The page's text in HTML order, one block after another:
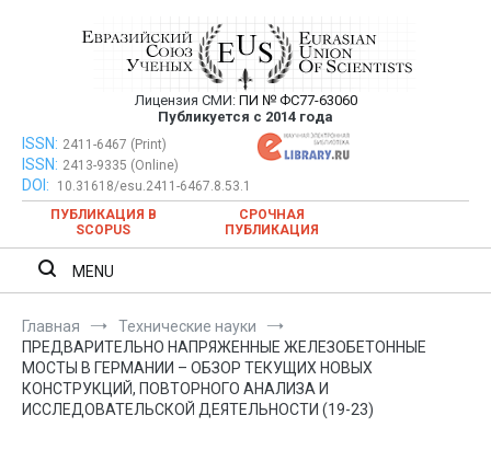
Евразийский Союз Ученых —
публикация научных статей в
ежемесячном научном журнале
Лицензия СМИ: ПИ № ФС77-63060
Публикуется с 2014 года
Евразийский Союз Ученых — публикация научных статей в
ежемесячном научном журнале
ISSN: 2411-6467 (Print)
ISSN: 2413-9335 (Online)
DOI:
10.31618/esu.2411-6467.8.53.1
ПУБЛИКАЦИЯ В
SCOPUS
СРОЧНАЯ
ПУБЛИКАЦИЯ
MENU
Главная
Технические науки
ПРЕДВАРИТЕЛЬНО НАПРЯЖЕННЫЕ ЖЕЛЕЗОБЕТОННЫЕ
МОСТЫ В ГЕРМАНИИ – ОБЗОР ТЕКУЩИХ НОВЫХ
КОНСТРУКЦИЙ, ПОВТОРНОГО АНАЛИЗА И
ИССЛЕДОВАТЕЛЬСКОЙ ДЕЯТЕЛЬНОСТИ (19-23)